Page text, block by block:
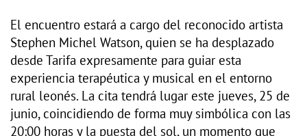
El encuentro estará a cargo del reconocido artista
Stephen Michel Watson, quien se ha desplazado
desde Tarifa expresamente para guiar esta
experiencia terapéutica y musical en el entorno
rural leonés. La cita tendrá lugar este jueves, 25 de
junio, coincidiendo de forma muy simbólica con las
20:00 horas y la puesta del sol, un momento que